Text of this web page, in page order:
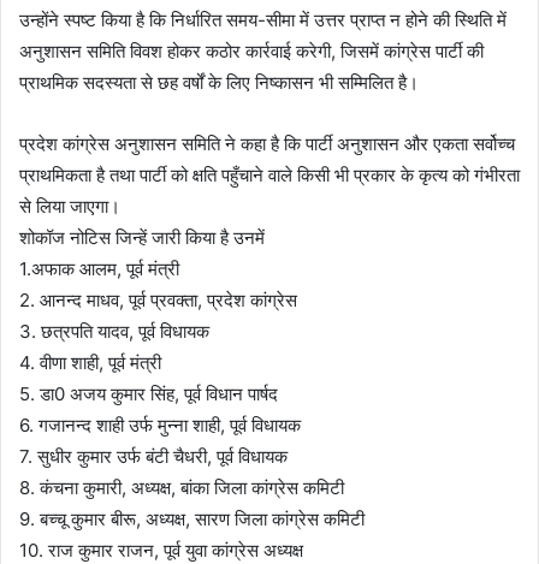
उन्होंने स्पष्ट किया है कि निर्धारित समय-सीमा में उत्तर प्राप्त न होने की स्थिति में
अनुशासन समिति विवश होकर कठोर कार्रवाई करेगी, जिसमें कांग्रेस पार्टी की
प्राथमिक सदस्यता से छह वर्षों के लिए निष्कासन भी सम्मिलित है।
प्रदेश कांग्रेस अनुशासन समिति ने कहा है कि पार्टी अनुशासन और एकता सर्वोच्च
प्राथमिकता है तथा पार्टी को क्षति पहुँचाने वाले किसी भी प्रकार के कृत्य को गंभीरता
से लिया जाएगा।
शोकॉज नोटिस जिन्हें जारी किया है उनमें
1.अफाक आलम, पूर्व मंत्री
2. आनन्द माधव, पूर्व प्रवक्ता, प्रदेश कांग्रेस
3. छत्रपति यादव, पूर्व विधायक
4. वीणा शाही, पूर्व मंत्री
5. डा0 अजय कुमार सिंह, पूर्व विधान पार्षद
6. गजानन्द शाही उर्फ मुन्ना शाही, पूर्व विधायक
7. सुधीर कुमार उर्फ बंटी चैधरी, पूर्व विधायक
8. कंचना कुमारी, अध्यक्ष, बांका जिला कांग्रेस कमिटी
9. बच्चू कुमार बीरू, अध्यक्ष, सारण जिला कांग्रेस कमिटी
10. राज कुमार राजन, पूर्व युवा कांग्रेस अध्यक्ष